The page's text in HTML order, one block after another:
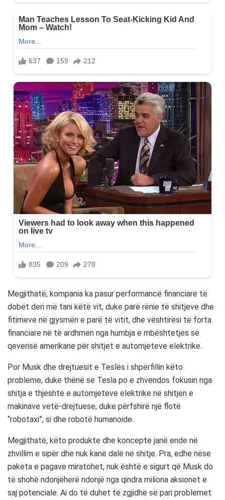
Megjithatë, kompania ka pasur performancë financiare të
dobët deri më tani këtë vit, duke parë rënie të shitjeve dhe
fitimeve në gjysmën e parë të vitit, dhe vështirësi të forta
financiare në të ardhmen nga humbja e mbështetjes së
qeverisë amerikane për shitjet e automjeteve elektrike.
Por Musk dhe drejtuesit e Teslës i shpërfillin këto
probleme, duke thënë se Tesla po e zhvendos fokusin nga
shitja e thjeshtë e automjeteve elektrike në shitjen e
makinave vetë-drejtuese, duke përfshirë një flotë
“robotaxi”, si dhe robotë humanoide.
Megjithatë, këto produkte dhe koncepte janë ende në
zhvillim e sipër dhe nuk kanë dalë në shitje. Pra, edhe nëse
paketa e pagave miratohet, nuk është e sigurt që Musk do
të shohë ndonjëherë ndonjë nga qindra miliona aksionet e
saj potenciale. Ai do të duhet të zgjidhë së pari problemet